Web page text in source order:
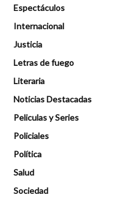
Espectáculos
Internacional
Justicia
Letras de fuego
Literaria
Noticias Destacadas
Peliculas y Series
Policiales
Política
Salud
Sociedad